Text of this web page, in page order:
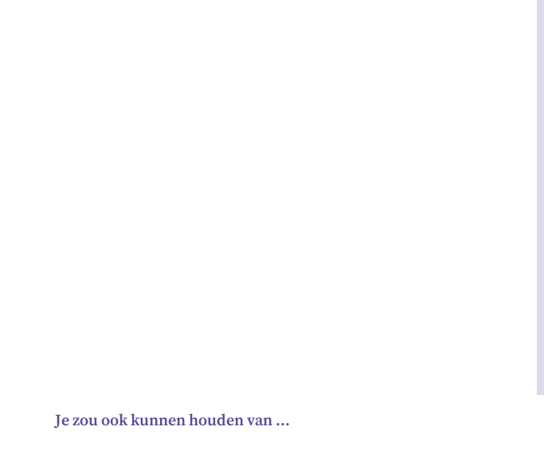
Je zou ook kunnen houden van …